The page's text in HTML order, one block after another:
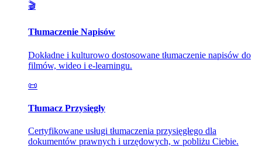
🎬
Tłumaczenie Napisów
Dokładne i kulturowo dostosowane tłumaczenie napisów do
filmów, wideo i e-learningu.
📜
Tłumacz Przysięgły
Certyfikowane usługi tłumaczenia przysięgłego dla
dokumentów prawnych i urzędowych, w pobliżu Ciebie.